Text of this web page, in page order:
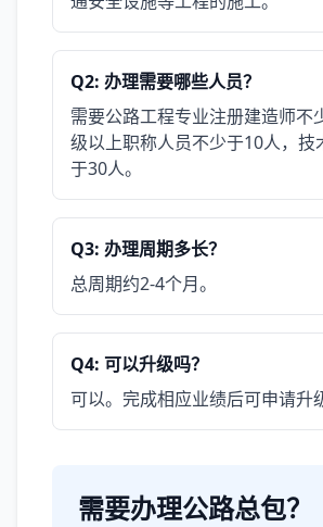
Q2: 办理需要哪些人员？
需要公路工程专业注册建造师不
级以上职称人员不少于10人，技
于30人。
Q3: 办理周期多长？
总周期约2-4个月。
Q4: 可以升级吗？
可以。完成相应业绩后可申请升
需要办理公路总包？